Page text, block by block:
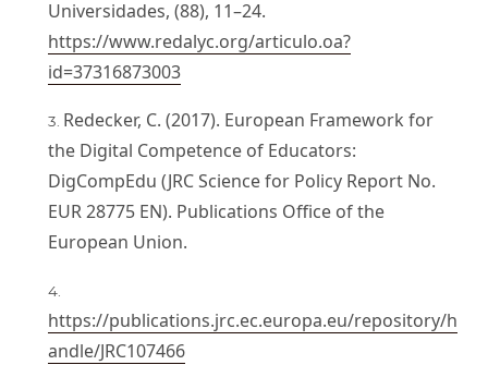
Universidades, (88), 11–24.
https://www.redalyc.org/articulo.oa?
id=37316873003
Redecker, C. (2017). European Framework for
the Digital Competence of Educators:
DigCompEdu (JRC Science for Policy Report No.
EUR 28775 EN). Publications Office of the
European Union.
https://publications.jrc.ec.europa.eu/repository/h
andle/JRC107466